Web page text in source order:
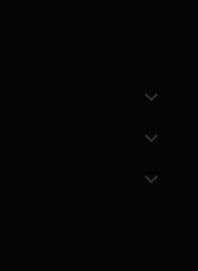


